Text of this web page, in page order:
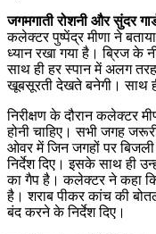
जगमगाती रोशनी और सुंदर
कलेक्टर पुष्पेंद्र मीणा ने
ध्यान रखा गया है। ब्रिज के
साथ ही हर स्पान में अलग
खूबसूरती देखते बनेगी। साथ ही
निरीक्षण के दौरान कलेक्टर
होनी चाहिए। सभी जगह
ओवर में जिन जगहों पर
निर्देश दिए। इसके साथ ही
का गैप है। कलेक्टर ने कहा
है। शराब पीकर कांच की
बंद करने के निर्देश दिए।